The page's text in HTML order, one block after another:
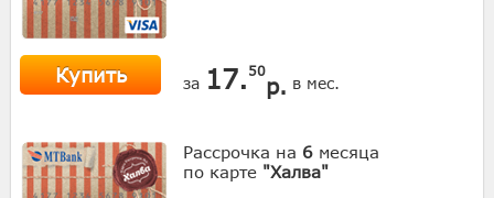
Купить за 17. 50
р. в мес.
Рассрочка на 6 месяца
по карте "Халва"